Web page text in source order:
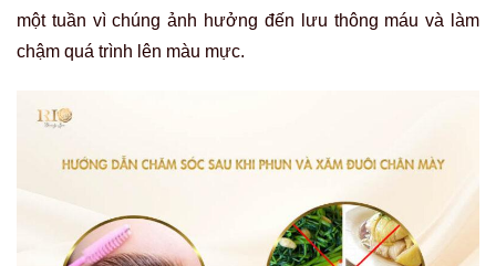
một tuần vì chúng ảnh hưởng đến lưu thông máu và làm
chậm quá trình lên màu mực.